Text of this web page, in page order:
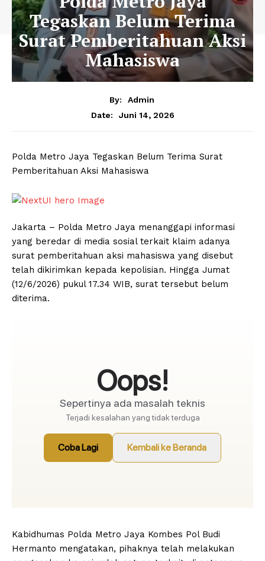
Tegaskan Belum Terima
Surat Pemberitahuan Aksi
Mahasiswa
By:
Admin
Date:
Juni 14, 2026
Polda Metro Jaya Tegaskan Belum Terima Surat
Pemberitahuan Aksi Mahasiswa
Jakarta – Polda Metro Jaya menanggapi informasi
yang beredar di media sosial terkait klaim adanya
surat pemberitahuan aksi mahasiswa yang disebut
telah dikirimkan kepada kepolisian. Hingga Jumat
(12/6/2026) pukul 17.34 WIB, surat tersebut belum
diterima.
Kabidhumas Polda Metro Jaya Kombes Pol Budi
Hermanto mengatakan, pihaknya telah melakukan